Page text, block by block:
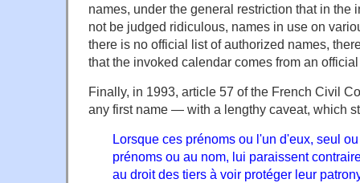
names, under the general restriction that in the
not be judged ridiculous, names in use on
there is no official list of authorized names,
that the invoked calendar comes from an
Finally, in 1993, article 57 of the French Civil
any first name — with a lengthy caveat, which
Lorsque ces prénoms ou l'un d'eux, seul
prénoms ou au nom, lui paraissent
au droit des tiers à voir protéger leur